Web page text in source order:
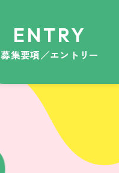
ENTRY
募集要項／エントリー